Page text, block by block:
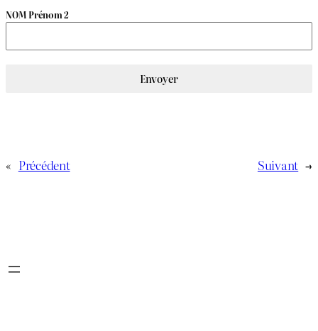
NOM Prénom 2
Envoyer
« Précédent Suivant →